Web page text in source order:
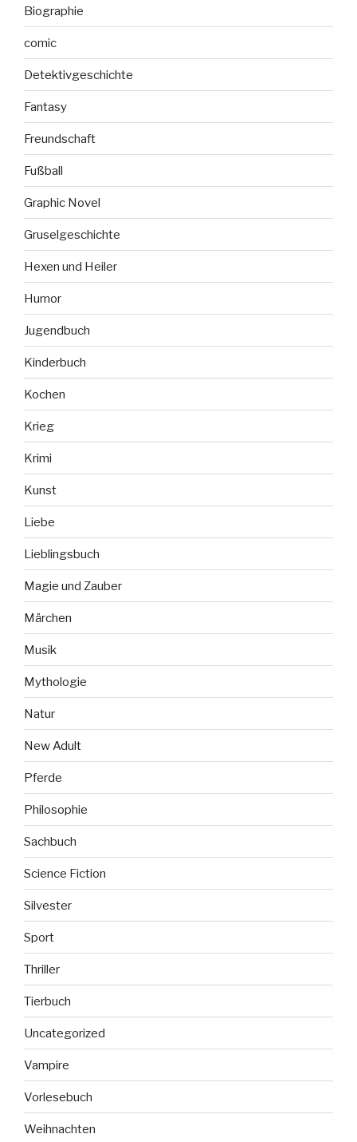
Biographie
comic
Detektivgeschichte
Fantasy
Freundschaft
Fußball
Graphic Novel
Gruselgeschichte
Hexen und Heiler
Humor
Jugendbuch
Kinderbuch
Kochen
Krieg
Krimi
Kunst
Liebe
Lieblingsbuch
Magie und Zauber
Märchen
Musik
Mythologie
Natur
New Adult
Pferde
Philosophie
Sachbuch
Science Fiction
Silvester
Sport
Thriller
Tierbuch
Uncategorized
Vampire
Vorlesebuch
Weihnachten